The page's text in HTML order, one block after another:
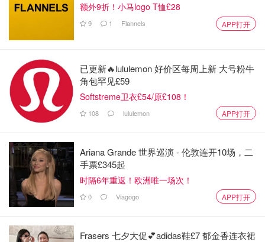
额外9折！小马logo T恤£28
9 1 Flannels APP打开
已更新🔥lululemon 好价区每周上新 大号粉牛
角包罕见£59
Softstreme卫衣£54/原£108！
108 lululemon APP打开
Ariana Grande 世界巡演 - 伦敦连开10场，二
手票£345起
时隔6年重返！欧洲唯一场次！
0 Viagogo APP打开
Frasers 七夕大促💕adidas鞋£7 郁金香连衣裙